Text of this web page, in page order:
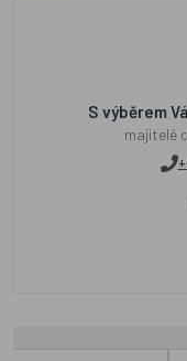
S výběrem
majitelé